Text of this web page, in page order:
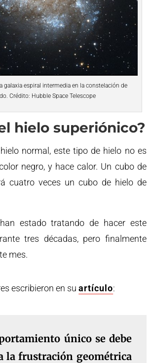
galaxia espiral intermedia en la constelación de
Crédito: Hubble Space Telescope
hielo superiónico?
normal, este tipo de hielo no es
negro, y hace calor. Un cubo de
cuatro veces un cubo de hielo de
estado tratando de hacer este
tres décadas, pero finalmente
mes.
escribieron en suartículo:
único se debe
la frustración geométrica